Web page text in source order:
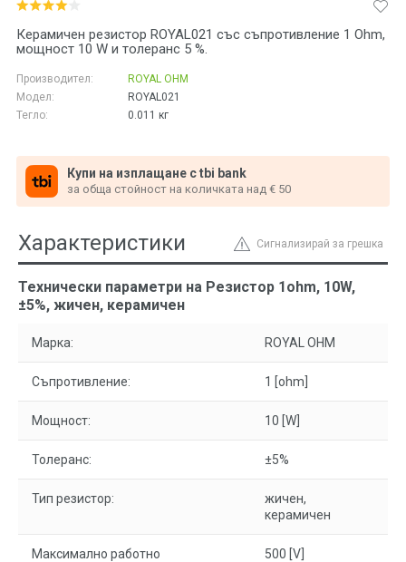
Керамичен резистор ROYAL021 със съпротивление 1 Ohm,
мощност 10 W и толеранс 5 %.
Производител:
ROYAL OHM
Модел:
ROYAL021
Тегло:
0.011 кг
Купи на изплащане с tbi bank
за обща стойност на количката над € 50
Сигнализирай за грешка
Характеристики
Технически параметри на Резистор 1ohm, 10W,
±5%, жичен, керамичен
Марка: ROYAL OHM
Съпротивление: 1 [ohm]
Мощност: 10 [W]
Толеранс: ±5%
Тип резистор:
жичен,
керамичен
Максимално работно
500 [V]